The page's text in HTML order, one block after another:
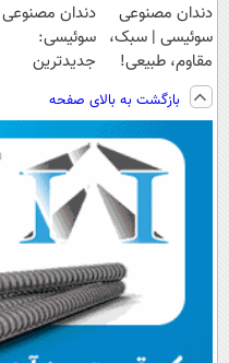
دندان مصنوعی
سوئیسی | سبک،
مقاوم، طبیعی!
ویزیت
رایگان+پرداخت
اقساطی😍
دندان مصنوعی
سوئیسی:
جدیدترین
سبک و مقاوم |
پرداخت قسطی
بازگشت به بالای صفحه